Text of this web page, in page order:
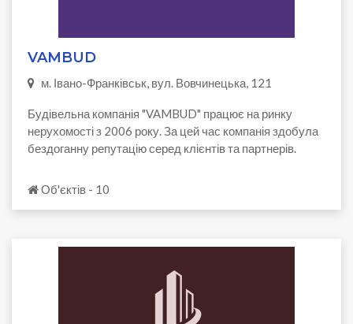
VAMBUD
м. Івано-Франківськ, вул. Вовчинецька, 121
Будівельна компанія "VAMBUD" працює на ринку
нерухомості з 2006 року. За цей час компанія здобула
бездоганну репутацію серед клієнтів та партнерів.
Об'єктів - 10